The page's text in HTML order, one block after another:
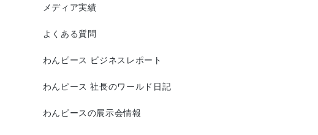
メディア実績
よくある質問
わんピース ビジネスレポート
わんピース 社長のワールド日記
わんピースの展示会情報